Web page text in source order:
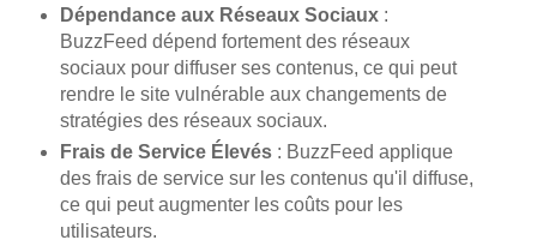
Dépendance aux Réseaux Sociaux:
BuzzFeed dépend fortement des réseaux
sociaux pour diffuser ses contenus, ce qui peut
rendre le site vulnérable aux changements de
stratégies des réseaux sociaux.
Frais de Service Élevés: BuzzFeed applique
des frais de service sur les contenus qu'il diffuse,
ce qui peut augmenter les coûts pour les
utilisateurs.